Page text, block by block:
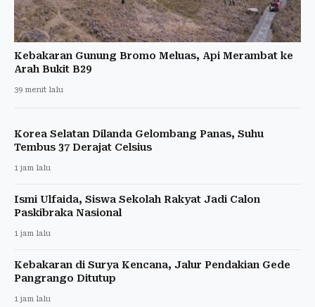
Kebakaran Gunung Bromo Meluas, Api Merambat ke
Arah Bukit B29
39 menit lalu
Korea Selatan Dilanda Gelombang Panas, Suhu
Tembus 37 Derajat Celsius
1 jam lalu
Ismi Ulfaida, Siswa Sekolah Rakyat Jadi Calon
Paskibraka Nasional
1 jam lalu
Kebakaran di Surya Kencana, Jalur Pendakian Gede
Pangrango Ditutup
1 jam lalu